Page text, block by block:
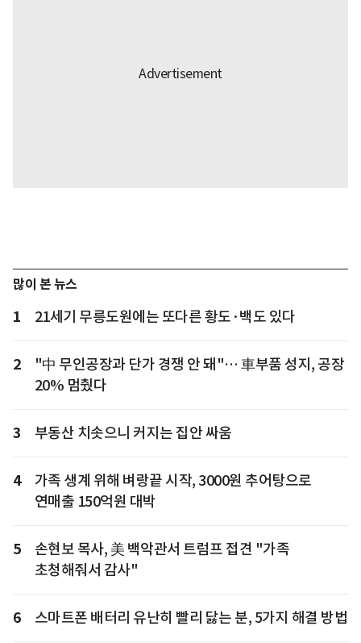
많이 본 뉴스
1 21세기 무릉도원에는 또다른 황도·백도 있다
2
"中 무인공장과 단가 경쟁 안 돼"… 車부품 성지, 공장
20% 멈췄다
3 부동산 치솟으니 커지는 집안 싸움
4
가족 생계 위해 벼랑끝 시작, 3000원 추어탕으로
연매출 150억원 대박
5
손현보 목사, 美 백악관서 트럼프 접견 "가족
초청해줘서 감사"
6 스마트폰 배터리 유난히 빨리 닳는 분, 5가지 해결 방법